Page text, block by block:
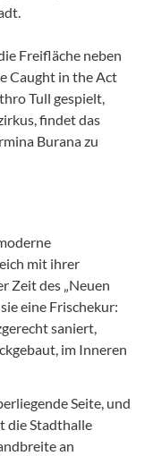
Freifläche neben
Caught in the Act
Tull gespielt,
findet das
Burana zu
mit ihrer
Zeit des „Neuen
eine Frischekur:
saniert,
im Inneren
Seite, und
die Stadthalle
an